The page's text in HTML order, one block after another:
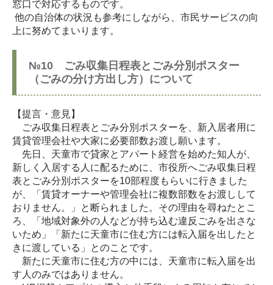
窓口で対応するものです。
他の自治体の状況も参考にしながら、市民サービスの向
上に努めてまいります。
№10 ごみ収集日程表とごみ分別ポスター
（ごみの分け方出し方）について
【提言・意見】
ごみ収集日程表とごみ分別ポスターを、新入居者用に
賃貸管理会社や大家に必要部数お渡し願います。
先日、天童市で貸家とアパート経営を始めた知人が、
新しく入居する人に配るために、市役所へごみ収集日程
表とごみ分別ポスターを10部程度もらいに行きました
が、「賃貸オーナーや管理会社に複数部数をお渡しして
おりません。」と断られました。その理由を尋ねたとこ
ろ、「地域対象外の人などが持ち込む違反ごみを出さな
いため」「新たに天童市に住む方には転入届を出したと
きに渡している」とのことです。
新たに天童市に住む方の中には、天童市に転入届を出
す人のみではありません。